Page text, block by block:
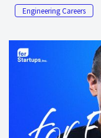
Engineering Careers